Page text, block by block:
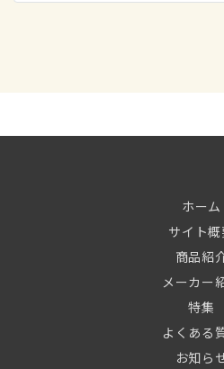
ホーム
サイト概
商品紹
メーカー
特集
よくある
お知ら